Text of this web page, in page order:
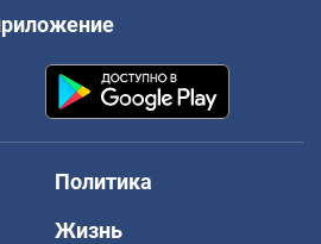
Политика
Жизнь